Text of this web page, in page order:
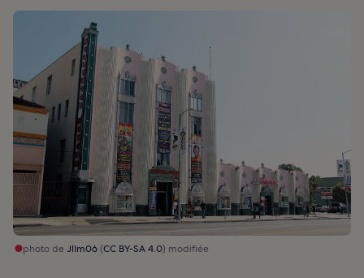
photo de Jllm06(CC BY-SA 4.0) modifiée